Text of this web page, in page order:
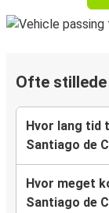
Ofte
Hvor lang tid
Santiago de
Hvor meget
Santiago de